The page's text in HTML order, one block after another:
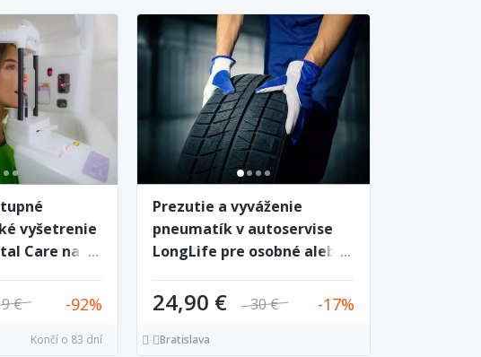
vyšetrenie
Care na
€ 92
Končí o 83 dní
Prezutie a vyváženie
pneumatík v autoservise
LongLife pre osobné alebo
24,90 € 30 € 17
Bratislava